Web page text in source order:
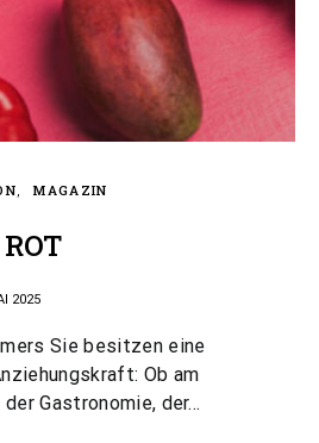
MAGAZIN
2025
Sie besitzen eine
Ob am
Gastronomie, der…